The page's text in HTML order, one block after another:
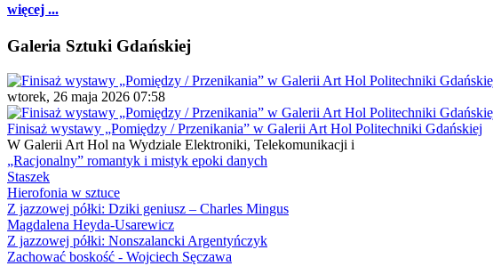
więcej ...
Galeria Sztuki Gdańskiej
wtorek, 26 maja 2026 07:58
Finisaż wystawy „Pomiędzy / Przenikania” w Galerii Art Hol Politechniki Gdańskiej
W Galerii Art Hol na Wydziale Elektroniki, Telekomunikacji i
„Racjonalny” romantyk i mistyk epoki danych
Staszek
Hierofonia w sztuce
Z jazzowej półki: Dziki geniusz – Charles Mingus
Magdalena Heyda-Usarewicz
Z jazzowej półki: Nonszalancki Argentyńczyk
Zachować boskość - Wojciech Sęczawa